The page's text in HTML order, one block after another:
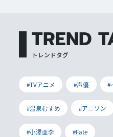
TREND
トレンドタグ
#TVアニメ #声優 #
#温泉むすめ #アニソン
#小澤亜李 #Fate